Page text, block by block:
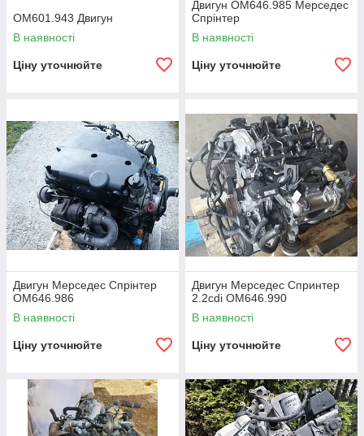
OM601.943 Двигун
В наявності
Ціну уточнюйте
Двигун OM646.985 Мерседес
Спрінтер
В наявності
Ціну уточнюйте
Двигун Мерседес Спрінтер
OM646.986
В наявності
Ціну уточнюйте
Двигун Мерседес Спринтер
2.2cdi OM646.990
В наявності
Ціну уточнюйте